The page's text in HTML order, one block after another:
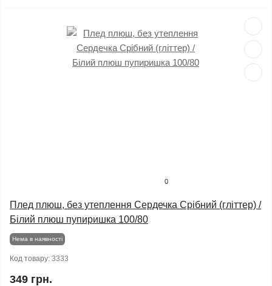
0
Плед плюш, без утеплення Сердечка Срібний (гліттер) /
Білий плюш пупиришка 100/80
Нема в наявності
Код товару: 3333
349 грн.